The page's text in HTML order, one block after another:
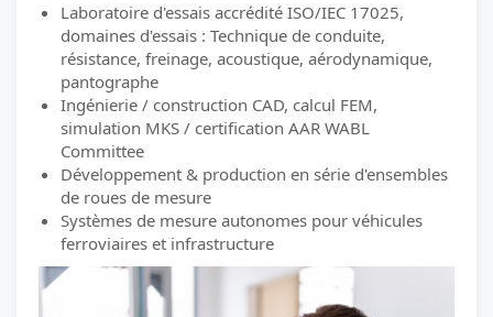
Laboratoire d'essais accrédité ISO/IEC 17025,
domaines d'essais : Technique de conduite,
résistance, freinage, acoustique, aérodynamique,
pantographe
Ingénierie / construction CAD, calcul FEM,
simulation MKS / certification AAR WABL
Committee
Développement & production en série d'ensembles
de roues de mesure
Systèmes de mesure autonomes pour véhicules
ferroviaires et infrastructure